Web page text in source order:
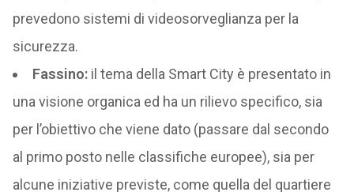
prevedono sistemi di videosorveglianza per la
sicurezza.
Fassino: il tema della Smart City è presentato in
una visione organica ed ha un rilievo specifico, sia
per l’obiettivo che viene dato (passare dal secondo
al primo posto nelle classifiche europee), sia per
alcune iniziative previste, come quella del quartiere